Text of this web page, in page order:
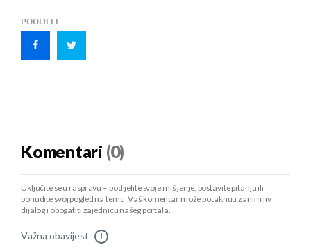
PODIJELI
Komentari (0)
Uključite se u raspravu – podijelite svoje mišljenje, postavite pitanja ili
ponudite svoj pogled na temu. Vaš komentar može potaknuti zanimljiv
dijalog i obogatiti zajednicu našeg portala.
Važna obavijest !